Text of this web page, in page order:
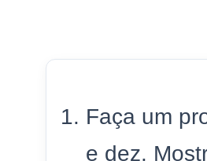
Faça um
e dez.